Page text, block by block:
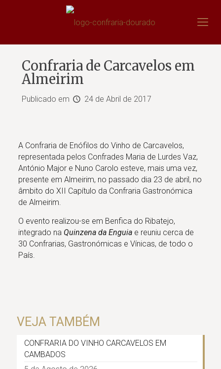
Confraria de Carcavelos em
Almeirim
Publicado em 24 de Abril de 2017
A Confraria de Enófilos do Vinho de Carcavelos,
representada pelos Confrades Maria de Lurdes Vaz,
António Major e Nuno Carolo esteve, mais uma vez,
presente em Almeirim, no passado dia 23 de abril, no
âmbito do XII Capítulo da Confraria Gastronómica
de Almeirim.
O evento realizou-se em Benfica do Ribatejo,
integrado na Quinzena da Enguia e reuniu cerca de
30 Confrarias, Gastronómicas e Vínicas, de todo o
País.
VEJA TAMBÉM
CONFRARIA DO VINHO CARCAVELOS EM
CAMBADOS